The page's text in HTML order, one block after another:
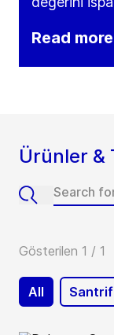
Read more
Ürünler &
Gösterilen 1 / 1
All